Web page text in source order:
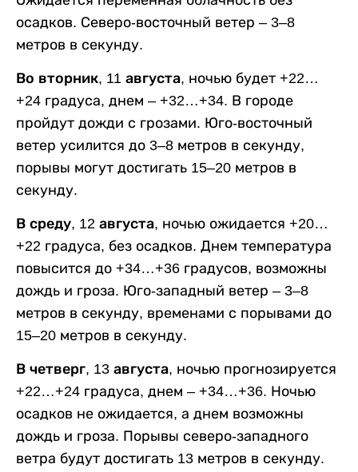
осадков. Северо-восточный ветер – 3–8
метров в секунду.
Во вторник, 11 августа, ночью будет +22…
+24 градуса, днем – +32…+34. В городе
пройдут дожди с грозами. Юго-восточный
ветер усилится до 3–8 метров в секунду,
порывы могут достигать 15–20 метров в
секунду.
В среду, 12 августа, ночью ожидается +20…
+22 градуса, без осадков. Днем температура
повысится до +34…+36 градусов, возможны
дождь и гроза. Юго-западный ветер – 3–8
метров в секунду, временами с порывами до
15–20 метров в секунду.
В четверг, 13 августа, ночью прогнозируется
+22…+24 градуса, днем – +34…+36. Ночью
осадков не ожидается, а днем возможны
дождь и гроза. Порывы северо-западного
ветра будут достигать 13 метров в секунду.